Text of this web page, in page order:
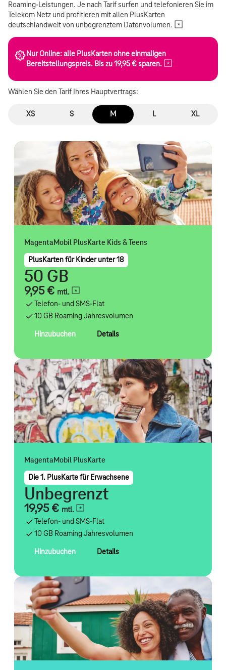
Roaming-Leistungen. Je nach Tarif surfen und telefonieren Sie im
Telekom Netz und profitieren mit allen PlusKarten
deutschlandweit von unbegrenztem Datenvolumen.
Nur Online: alle PlusKarten ohne einmaligen
Bereitstellungspreis. Bis zu 19,95 €sparen.
Wählen Sie den Tarif Ihres Hauptvertrags:
XS S M L XL
MagentaMobil PlusKarte Kids & Teens
PlusKarten für Kinder unter 18
50 GB
9,95 € mtl.
Telefon- und SMS-Flat
10 GB Roaming Jahresvolumen
Hinzubuchen Details
MagentaMobil PlusKarte
Die 1. PlusKarte für Erwachsene
Unbegrenzt
19,95 € mtl.
Telefon- und SMS-Flat
10 GB Roaming Jahresvolumen
Hinzubuchen Details